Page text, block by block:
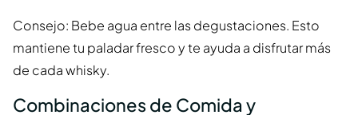
Consejo: Bebe agua entre las degustaciones. Esto
mantiene tu paladar fresco y te ayuda a disfrutar más
de cada whisky.
Combinaciones de Comida y